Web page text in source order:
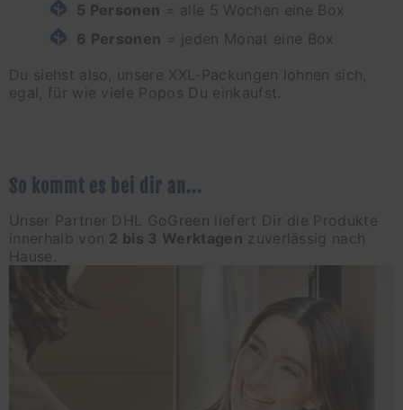
5 Personen = alle 5 Wochen eine Box
6 Personen = jeden Monat eine Box
Du siehst also, unsere XXL-Packungen lohnen sich,
egal, für wie viele Popos Du einkaufst.
So kommt es bei dir an...
Unser Partner DHL GoGreen liefert Dir die Produkte
innerhalb von 2 bis 3 Werktagen zuverlässig nach
Hause.